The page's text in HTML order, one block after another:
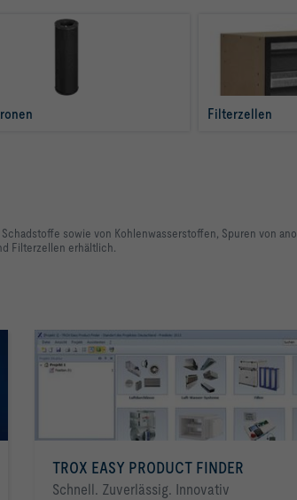
Filterzellen
sowie von Kohlenwasserstoffen, Spuren von
Filterzellen erhältlich.
TROX EASY PRODUCT FINDER
Schnell. Zuverlässig. Innovativ